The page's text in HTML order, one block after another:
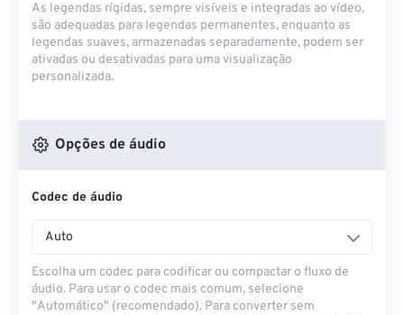
As legendas rígidas, sempre visíveis e integradas ao vídeo,
são adequadas para legendas permanentes, enquanto as
legendas suaves, armazenadas separadamente, podem ser
ativadas ou desativadas para uma visualização
personalizada.
Opções de áudio
Codec de áudio
Auto
Escolha um codec para codificar ou compactar o fluxo de
áudio. Para usar o codec mais comum, selecione
"Automático" (recomendado). Para converter sem